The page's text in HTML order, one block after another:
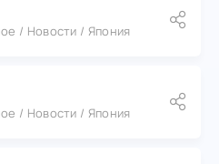
/ Новости / Япония
/ Новости / Япония